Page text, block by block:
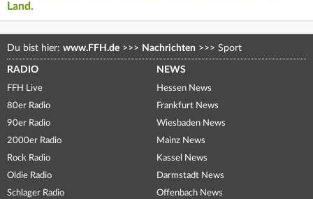
Land.
Du bist hier: www.FFH.de >>> Nachrichten >>> Sport
RADIO
FFH Live
80er Radio
90er Radio
2000er Radio
Rock Radio
Oldie Radio
Schlager Radio
NEWS
Hessen News
Frankfurt News
Wiesbaden News
Mainz News
Kassel News
Darmstadt News
Offenbach News